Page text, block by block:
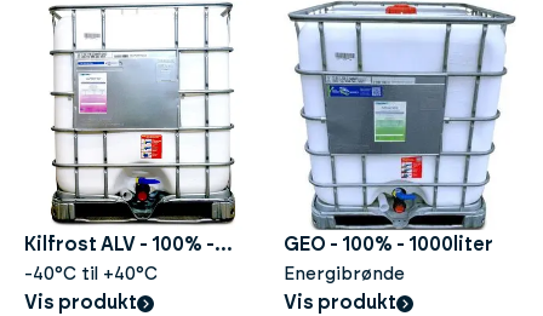
Kilfrost ALV - 100% -
1000liter
-40°C til +40°C
Vis produkt
GEO - 100% - 1000liter
Energibrønde
Vis produkt